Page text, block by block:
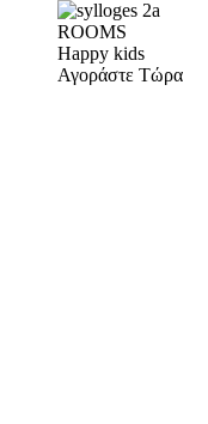
ROOMS
Happy kids
Αγοράστε Τώρα